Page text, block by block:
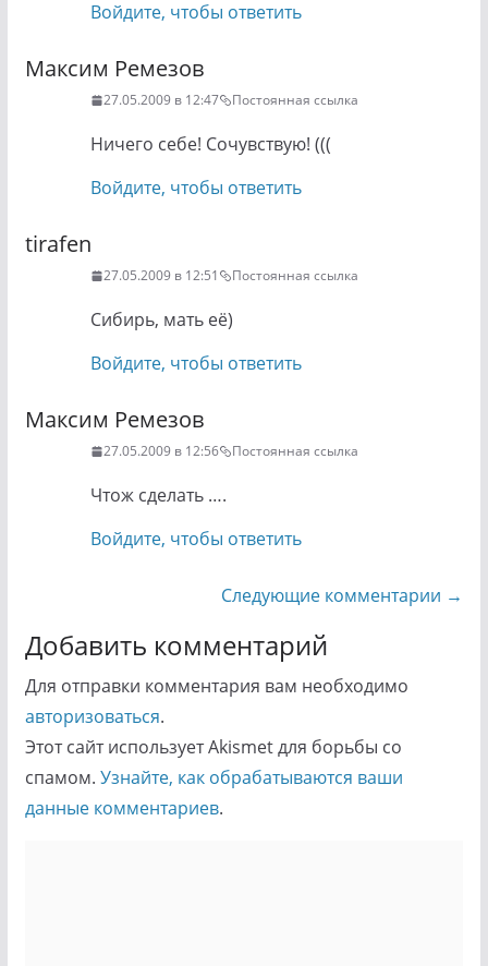
Войдите, чтобы ответить
Максим Ремезов
27.05.2009 в 12:47 Постоянная ссылка
Ничего себе! Сочувствую! (((
Войдите, чтобы ответить
tirafen
27.05.2009 в 12:51 Постоянная ссылка
Сибирь, мать её)
Войдите, чтобы ответить
Максим Ремезов
27.05.2009 в 12:56 Постоянная ссылка
Чтож сделать ….
Войдите, чтобы ответить
комментариям
Следующие комментарии →
Добавить комментарий
Для отправки комментария вам необходимо
авторизоваться.
Этот сайт использует Akismet для борьбы со
спамом. Узнайте, как обрабатываются ваши
данные комментариев.